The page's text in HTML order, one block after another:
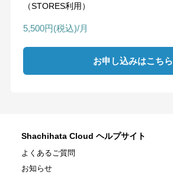
（STORES利用）
5,500円(税込)/月
お申し込みはこちら
Shachihata Cloud ヘルプサイト
よくあるご質問
お知らせ